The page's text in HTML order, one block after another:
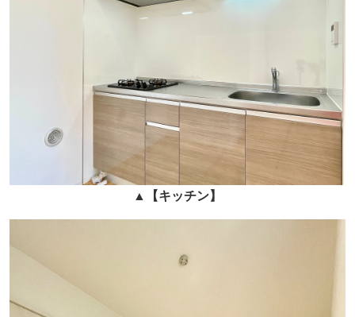
▲ 【キッチン】